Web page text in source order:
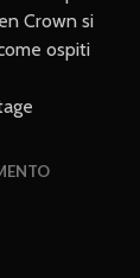
Crown si
ospiti